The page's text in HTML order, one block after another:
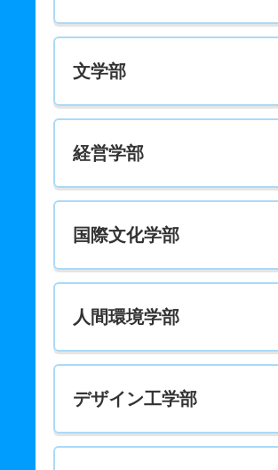
文学部
経営学部
国際文化学部
人間環境学部
デザイン工学部